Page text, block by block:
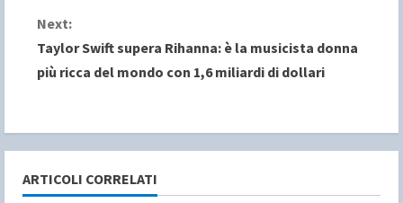
n
t
n
u
Next:
Taylor Swift supera Rihanna: è la musicista donna
più ricca del mondo con 1,6 miliardi di dollari
ARTICOLI CORRELATI